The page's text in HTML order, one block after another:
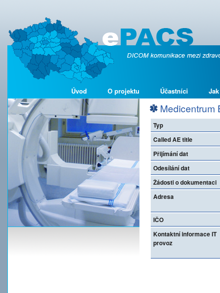
Úvod O projektu Účastníci
Medicentrum
Typ
Called AE title
Přijímání dat
Odesílání dat
Žádosti o dokumentaci
Adresa
IČO
Kontaktní informace IT
provoz